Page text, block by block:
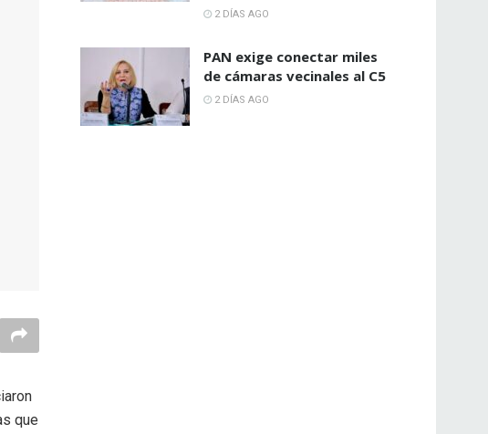
que
2 DÍAS AGO
PAN exige conectar miles
de cámaras vecinales al C5
2 DÍAS AGO